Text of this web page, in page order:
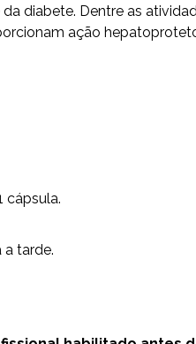
diabete. Dentre as
ação
cápsula.
a tarde.